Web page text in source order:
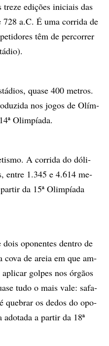
edi­çõ­es ini­ci­ais das
a.C. É uma cor­ri­da de
têm de per­cor­rer
quase 400 me­tros.
nos jo­gos de Olím­
Olim­pí­a­da.
A cor­ri­da do dó­li­
en­tre 1.345 e 4.614 me­
da 15ª Olim­pí­a­da
opo­nen­tes den­tro de
cova de areia em que am­
gol­pes nos ór­gãos
tu­do o mais vale: sa­fa­
que­brar os de­dos do opo­
a par­tir da 18ª